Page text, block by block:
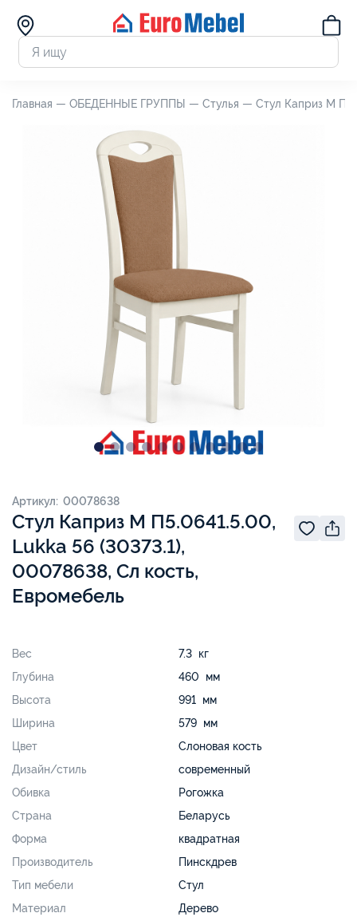
Главная — ОБЕДЕННЫЕ ГРУППЫ — Стулья — Стул Каприз М
Стул Каприз М П5.0641.5.00,
Lukka 56 (30373.1),
00078638, Сл кость,
Евромебель
Артикул: 00078638
Вес
7.3 кг
Глубина
460 мм
Высота
991 мм
Ширина
579 мм
Цвет
Слоновая кость
Дизайн/стиль
современный
Обивка
Рогожка
Страна
Беларусь
Форма
квадратная
Производитель
Пинскдрев
Тип мебели
Стул
Материал
Дерево